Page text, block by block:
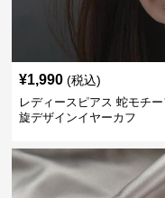
¥1,990 (税込)
レディースピアス 蛇モチ
旋デザインイヤーカフ